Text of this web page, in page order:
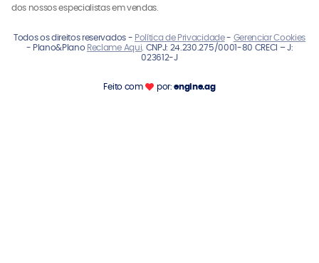
dos nossos especialistas em vendas.
Todos os direitos reservados - Política de Privacidade- Gerenciar Cookies
- Plano&PlanoReclame Aqui. CNPJ: 24.230.275/0001-80 CRECI – J:
023612-J
Feito com por:engine.ag